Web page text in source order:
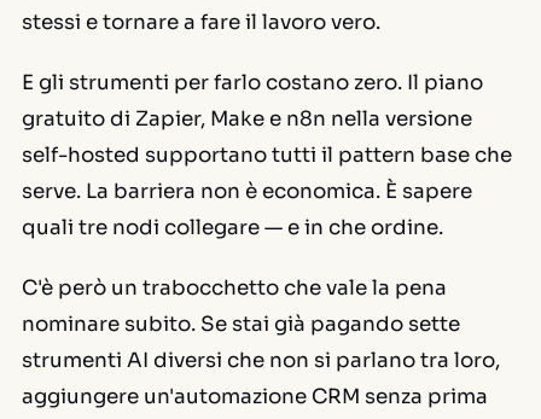
stessi e tornare a fare il lavoro vero.
E gli strumenti per farlo costano zero. Il piano
gratuito di Zapier, Make e n8n nella versione
self-hosted supportano tutti il pattern base che
serve. La barriera non è economica. È sapere
quali tre nodi collegare — e in che ordine.
C'è però un trabocchetto che vale la pena
nominare subito. Se stai già pagando sette
strumenti AI diversi che non si parlano tra loro,
aggiungere un'automazione CRM senza prima